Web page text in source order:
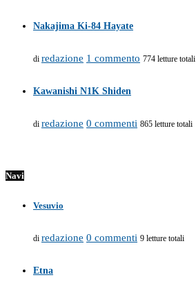
Nakajima Ki-84 Hayate
di redazione 1 commento 774 letture totali
Kawanishi N1K Shiden
di redazione 0 commenti 865 letture totali
Navi
Vesuvio
di redazione 0 commenti 9 letture totali
Etna